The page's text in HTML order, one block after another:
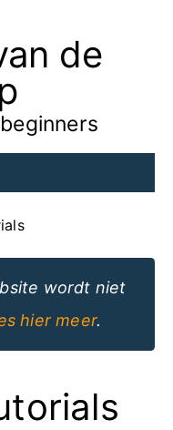
de
wordt niet
hier meer.